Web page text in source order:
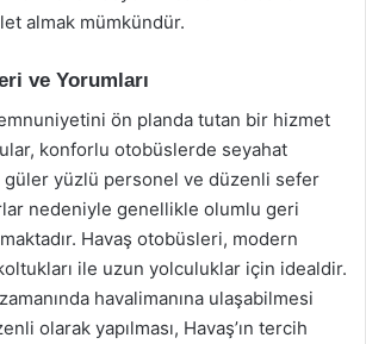
almak mümkündür.
ve Yorumları
ön planda tutan bir hizmet
konforlu otobüslerde seyahat
güler yüzlü personel ve düzenli sefer
nedeniyle genellikle olumlu geri
Havaş otobüsleri, modern
ile uzun yolculuklar için idealdir.
havalimanına ulaşabilmesi
olarak yapılması, Havaş’ın tercih